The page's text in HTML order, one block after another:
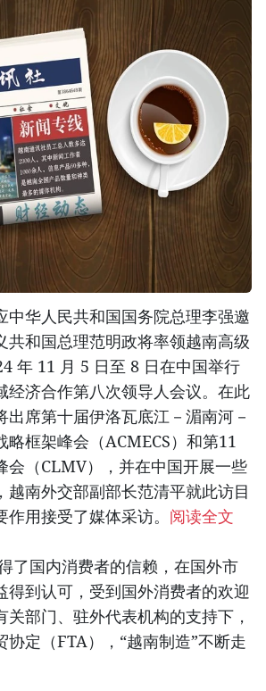
华人民共和国国务院总理李强邀
共和国总理范明政将率领越南高级
年 11 月 5 日至 8 日在中国举行
经济合作第八次领导人会议。在此
出席第十届伊洛瓦底江－湄南河－
略框架峰会（ACMECS）和第11
会（CLMV），并在中国开展一些
越南外交部副部长范清平就此访目
用接受了媒体采访。 阅读全文
了国内消费者的信赖，在国外市
得到认可，受到国外消费者的欢迎
关部门、驻外代表机构的支持下，
协定（FTA），“越南制造”不断走